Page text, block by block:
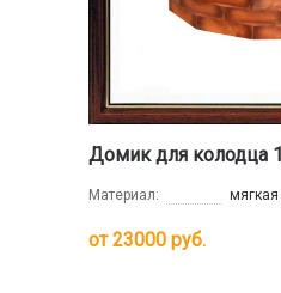
Домик для колодца
Материал:
от23000 руб.